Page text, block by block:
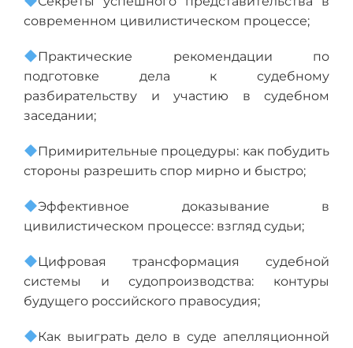
современном цивилистическом процессе;
Практические рекомендации по
подготовке дела к судебному
разбирательству и участию в судебном
заседании;
Примирительные процедуры: как побудить
стороны разрешить спор мирно и быстро;
Эффективное доказывание в
цивилистическом процессе: взгляд судьи;
Цифровая трансформация судебной
системы и судопроизводства: контуры
будущего российского правосудия;
Как выиграть дело в суде апелляционной